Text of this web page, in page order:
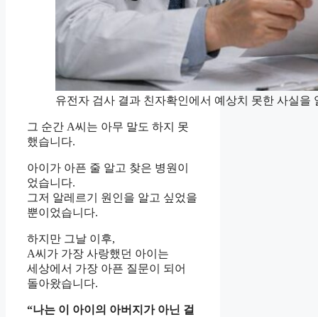
유전자 검사 결과 친자확인에서 예상치 못한 사실을
그 순간 A씨는 아무 말도 하지 못
했습니다.
아이가 아픈 줄 알고 찾은 병원이
었습니다.
그저 알레르기 원인을 알고 싶었을
뿐이었습니다.
하지만 그날 이후,
A씨가 가장 사랑했던 아이는
세상에서 가장 아픈 질문이 되어
돌아왔습니다.
“나는 이 아이의 아버지가 아닌 걸